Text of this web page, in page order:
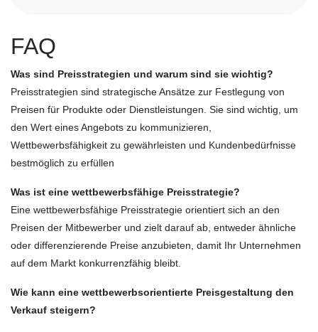
FAQ
Was sind Preisstrategien und warum sind sie wichtig?
Preisstrategien sind strategische Ansätze zur Festlegung von
Preisen für Produkte oder Dienstleistungen. Sie sind wichtig, um
den Wert eines Angebots zu kommunizieren,
Wettbewerbsfähigkeit zu gewährleisten und Kundenbedürfnisse
bestmöglich zu erfüllen
Was ist eine wettbewerbsfähige Preisstrategie?
Eine wettbewerbsfähige Preisstrategie orientiert sich an den
Preisen der Mitbewerber und zielt darauf ab, entweder ähnliche
oder differenzierende Preise anzubieten, damit Ihr Unternehmen
auf dem Markt konkurrenzfähig bleibt.
Wie kann eine wettbewerbsorientierte Preisgestaltung den
Verkauf steigern?